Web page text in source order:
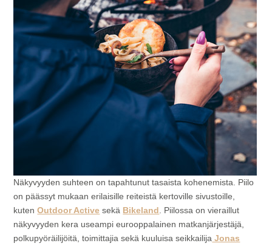
Näkyvyyden suhteen on tapahtunut tasaista kohenemista. Piilo
on päässyt mukaan erilaisille reiteistä kertoville sivustoille,
kutenOutdoor Active sekä Bikeland . Piilossa on vieraillut
näkyvyyden kera useampi eurooppalainen matkanjärjestäjä,
polkupyöräilijöitä, toimittajia sekä kuuluisa seikkailija Jonas